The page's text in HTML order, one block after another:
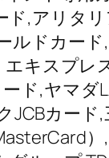
ド,アリタ
ルドカー
キスプ
ド,ヤマ
カー